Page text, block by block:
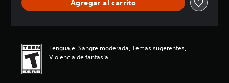
i
c
o
Agregar al carrito
Lenguaje, Sangre moderada, Temas sugerentes,
Violencia de fantasía